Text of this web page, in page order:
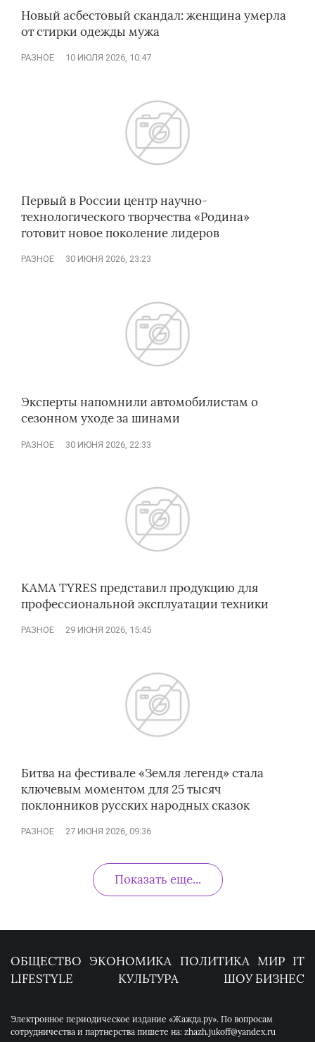
Новый асбестовый скандал: женщина умерла
от стирки одежды мужа
РАЗНОЕ 10 ИЮЛЯ 2026, 10:47
Первый в России центр научно-
технологического творчества «Родина»
готовит новое поколение лидеров
РАЗНОЕ 30 ИЮНЯ 2026, 23:23
Эксперты напомнили автомобилистам о
сезонном уходе за шинами
РАЗНОЕ 30 ИЮНЯ 2026, 22:33
KAMA TYRES представил продукцию для
профессиональной эксплуатации техники
РАЗНОЕ 29 ИЮНЯ 2026, 15:45
Битва на фестивале «Земля легенд» стала
ключевым моментом для 25 тысяч
поклонников русских народных сказок
РАЗНОЕ 27 ИЮНЯ 2026, 09:36
Показать еще...
ОБЩЕСТВО ЭКОНОМИКА ПОЛИТИКА МИР IT
LIFESTYLE
КУЛЬТУРА ШОУ БИЗНЕС
Электронное периодическое издание «Жажда.ру». По вопросам
сотрудничества и партнерства пишете на: zhazh.jukoff@yandex.ru